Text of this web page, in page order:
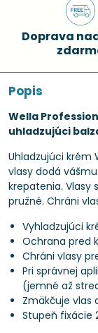
Doprava
Popis
Wella
uhladzujúci
Uhladzujúci krém
vlasy dodá
krepatenia. Vlasy
pružné. Chráni
Vyhladzujúci
Ochrana pred
Chráni vlasy
Pri správnej
(jemné až
Zmäkčuje vlas
Stupeň fixácie